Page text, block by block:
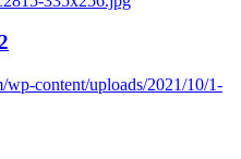
content/uploads/2021/10/1-